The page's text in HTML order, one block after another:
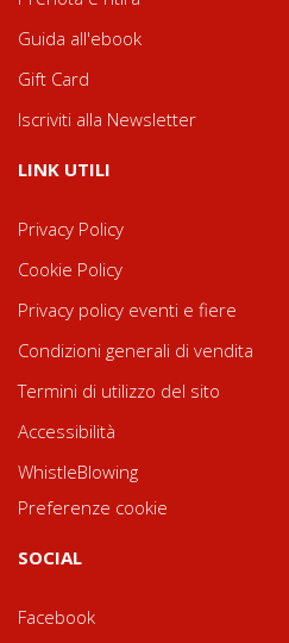
Guida all'ebook
Gift Card
Iscriviti alla Newsletter
LINK UTILI
Privacy Policy
Cookie Policy
Privacy policy eventi e fiere
Condizioni generali di vendita
Termini di utilizzo del sito
Accessibilità
WhistleBlowing
Preferenze cookie
SOCIAL
Facebook